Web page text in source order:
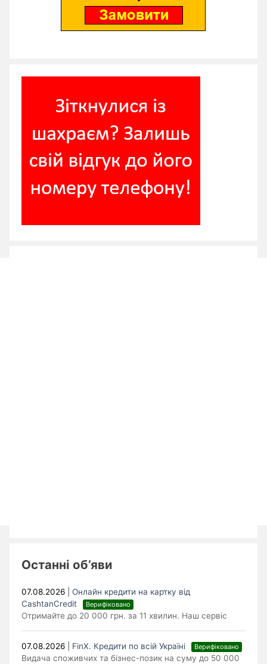
Останні об’яви
07.08.2026 |Онлайн кредити на картку від
CashtanCredit
Верифіковано
Отримайте до 20 000 грн. за 11 хвилин. Наш сервіс
07.08.2026 FinX. Кредити по всій Україні Верифіковано
Видача споживчих та бізнес-позик на суму до 50 000